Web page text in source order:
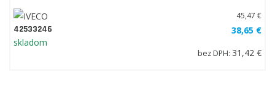
42533246
skladom
45,47 €
38,65 €
bez DPH: 31,42 €